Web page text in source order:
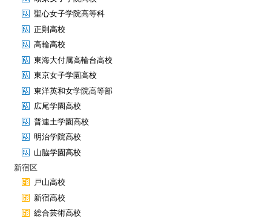
聖心女子学院高等科
正則高校
高輪高校
東海大付属高輪台高校
東京女子学園高校
東洋英和女学院高等部
広尾学園高校
普連土学園高校
明治学院高校
山脇学園高校
新宿区
戸山高校
新宿高校
総合芸術高校